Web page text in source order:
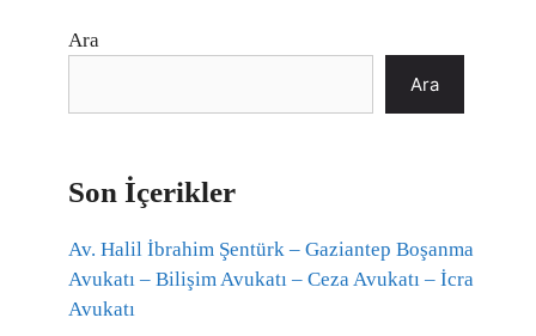
Ara
Ara
Son İçerikler
Av. Halil İbrahim Şentürk – Gaziantep Boşanma
Avukatı – Bilişim Avukatı – Ceza Avukatı – İcra
Avukatı